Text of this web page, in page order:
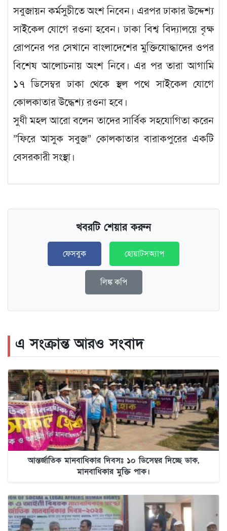
সবুজায়ন কর্মসুচীতে অংশ নিবেন। এরপর ঢাকার উদ্দেশ্য
সাইকেল যোগে রওনা হবেন। ঢাকা বিশ্ব বিদ্যালয়ে বৃক্ষ
রোপনের পর সেখানে বাংলাদেশের মুক্তিযোদ্ধাদের ওপর
বিশেষ আলোচনায় অংশ নিবে। এর পর তারা আগামি
১৭ ডিসেম্বর ঢাকা থেকে স্থল পথে সাইকেল যোগে
কোলকাতার উদ্ধেশ্য রওনা হবে।
সুধী মহল আরো বলেন তাদের সার্বিক সহযোগিতা করেন
”ফিরে আসুক সবুজ” কোলকাতার বারাকপুরের একটি
বেসরকারী সংস্থা।
খবরটি শেয়ার করুন
ফেসবুক হোয়াটসঅ্যাপ
লিঙ্ক কপি
এ সংক্রান্ত আরও সংবাদ
আন্তর্জাতিক মানবাধিকার দিবসঃ ১০ ডিসেম্বর দিচ্ছে ডাক,
মানবাধিকার মুক্তি পাক।